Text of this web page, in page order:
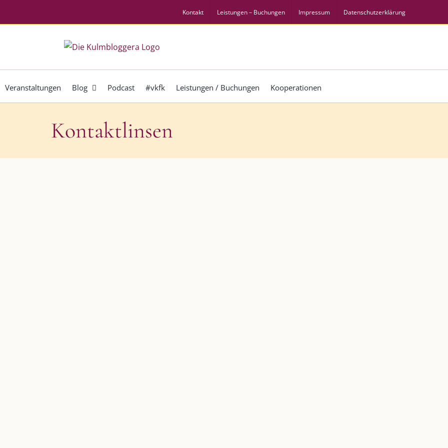
Kontakt Leistungen – Buchungen Impressum Datenschutzerklärung
Veranstaltungen Blog Podcast #vkfk Leistungen / Buchungen Kooperationen
Kontaktlinsen